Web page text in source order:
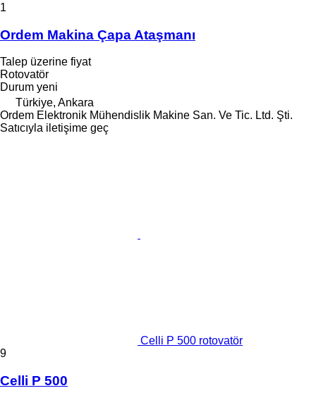
1
Ordem Makina Çapa Ataşmanı
Talep üzerine fiyat
Rotovatör
Durum yeni
Türkiye, Ankara
Ordem Elektronik Mühendislik Makine San. Ve Tic. Ltd. Şti.
Satıcıyla iletişime geç
Celli P 500 rotovatör
9
Celli P 500